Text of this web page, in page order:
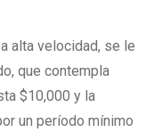
alta velocidad, se le
que contempla
$10,000 y la
un período mínimo